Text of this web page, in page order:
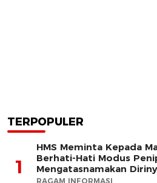
TERPOPULER
1
HMS Meminta Kepada
Berhati-Hati Modus
Mengatasnamakan
RAGAM INFORMASI